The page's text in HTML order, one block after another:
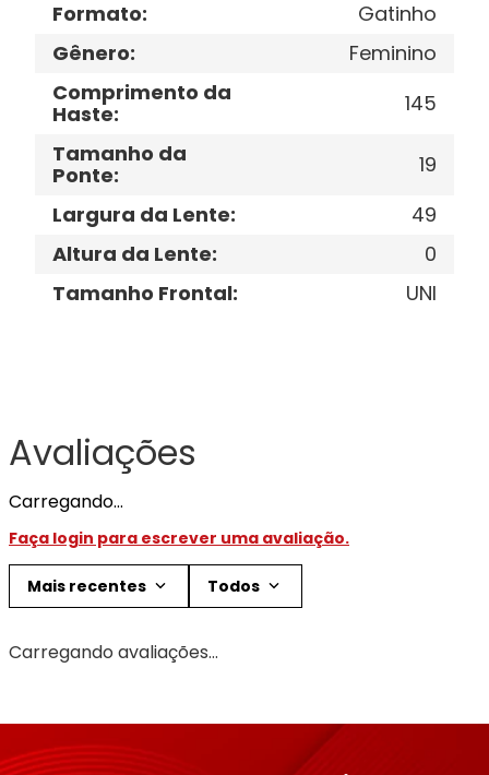
Formato:
Gatinho
Gênero:
Feminino
Comprimento da
Haste:
145
Tamanho da
Ponte:
19
Largura da Lente:
49
Altura da Lente:
0
Tamanho Frontal: UNI
Avaliações
Carregando…
Faça login para escrever uma avaliação.
Mais recentes Todos
Carregando avaliações…